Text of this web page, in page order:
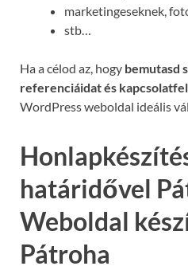
marketingeseknek,
stb…
Ha a célod az, hogy bemutasd
referenciáidat és
WordPress weboldal ideális
határidővel
Weboldal
Pátroha